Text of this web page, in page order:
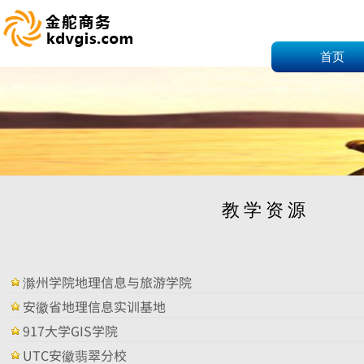
首页
教学资源
滁州学院地理信息与旅游学院
安徽省地理信息实训基地
917大学GIS学院
UTC安徽翡翠分校